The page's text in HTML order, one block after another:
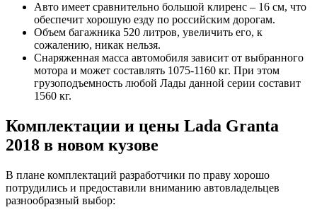
Авто имеет сравнительно большой клиренс – 16 см, что
обеспечит хорошую езду по российским дорогам.
Объем багажника 520 литров, увеличить его, к
сожалению, никак нельзя.
Снаряженная масса автомобиля зависит от выбранного
мотора и может составлять 1075-1160 кг. При этом
грузоподъемность любой Лады данной серии составит
1560 кг.
Комплектации и цены Lada Granta
2018 в новом кузове
В плане комплектаций разработчики по праву хорошо
потрудились и предоставили вниманию автовладельцев
разнообразный выбор: